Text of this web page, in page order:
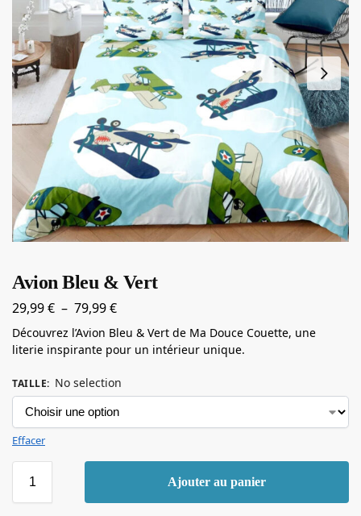
Avion Bleu & Vert
29,99€ – 79,99€
Découvrez l’Avion Bleu & Vert de Ma Douce Couette, une
literie inspirante pour un intérieur unique.
TAILLE: No selection
Effacer
Ajouter au panier